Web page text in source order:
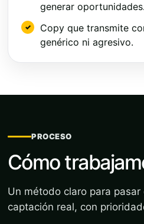
generar oportunidades.
Copy que transmite
genérico ni agresivo.
PROCESO
Cómo
Un método claro para
captación real, con